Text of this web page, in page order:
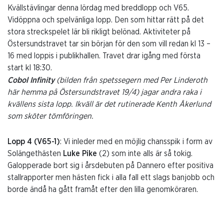
Kvällstävlingar denna lördag med breddlopp och V65.
Vidöppna och spelvänliga lopp. Den som hittar rätt på det
stora streckspelet lär bli rikligt belönad. Aktiviteter på
Östersundstravet tar sin början för den som vill redan kl 13 –
16 med loppis i publikhallen. Travet drar igång med första
start kl 18:30.
Cobol Infinity(bilden från spetssegern med Per Linderoth
här hemma på Östersundstravet 19/4) jagar andra raka i
kvällens sista lopp. Ikväll är det rutinerade Kenth Åkerlund
som sköter tömföringen.
Lopp 4 (V65-1): Vi inleder med en möjlig chansspik i form av
Solängethästen Luke Pike (2) som inte alls är så tokig.
Galopperade bort sig i årsdebuten på Dannero efter positiva
stallrapporter men hästen fick i alla fall ett slags banjobb och
borde ändå ha gått framåt efter den lilla genomköraren.